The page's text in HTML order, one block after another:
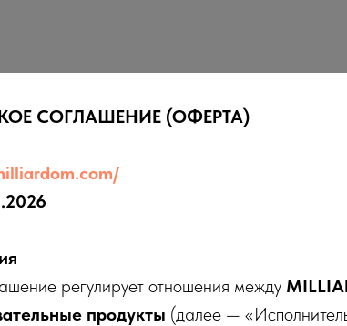
СОГЛАШЕНИЕ (ОФЕРТА)
регулирует отношения между
продукты (далее —